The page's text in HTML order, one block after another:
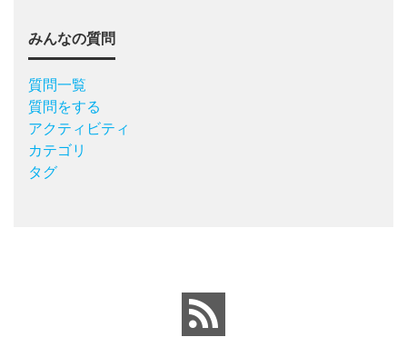
みんなの質問
質問一覧
質問をする
アクティビティ
カテゴリ
タグ